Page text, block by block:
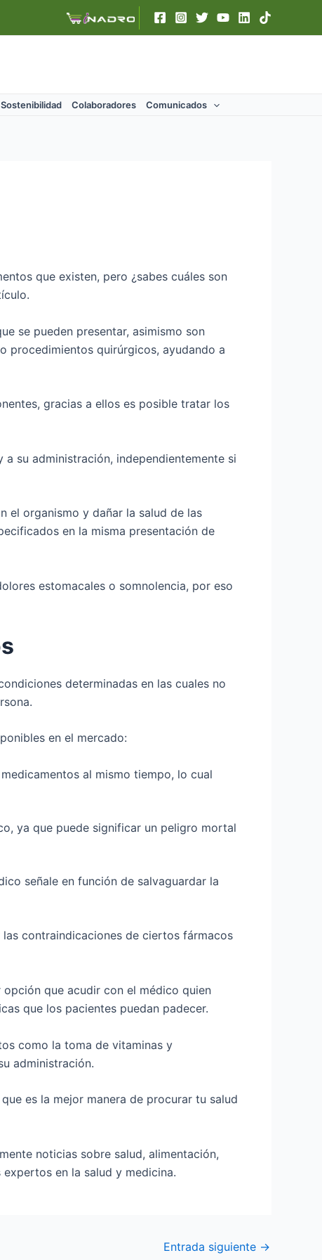
Sostenibilidad Colaboradores Comunicados
que existen, pero ¿sabes cuáles son
se pueden presentar, asimismo son
procedimientos quirúrgicos, ayudando a
gracias a ellos es posible tratar los
su administración, independientemente si
el organismo y dañar la salud de las
en la misma presentación de
estomacales o somnolencia, por eso
determinadas en las cuales no
en el mercado:
al mismo tiempo, lo cual
ya que puede significar un peligro mortal
señale en función de salvaguardar la
contraindicaciones de ciertos fármacos
que acudir con el médico quien
que los pacientes puedan padecer.
como la toma de vitaminas y
administración.
es la mejor manera de procurar tu salud
noticias sobre salud, alimentación,
en la salud y medicina.
Entrada siguiente →